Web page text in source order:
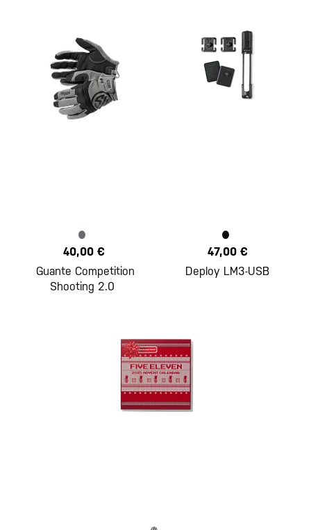
40,00 €
Guante Competition
Shooting 2.0
47,00 €
Deploy LM3-USB